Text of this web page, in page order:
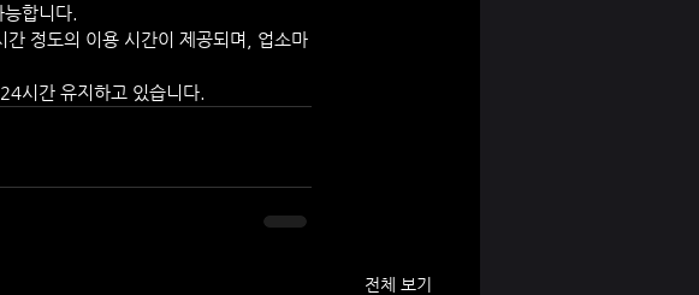
합니다.
정도의 이용 시간이 제공되며, 업소마
시간 유지하고 있습니다.
전체 보기